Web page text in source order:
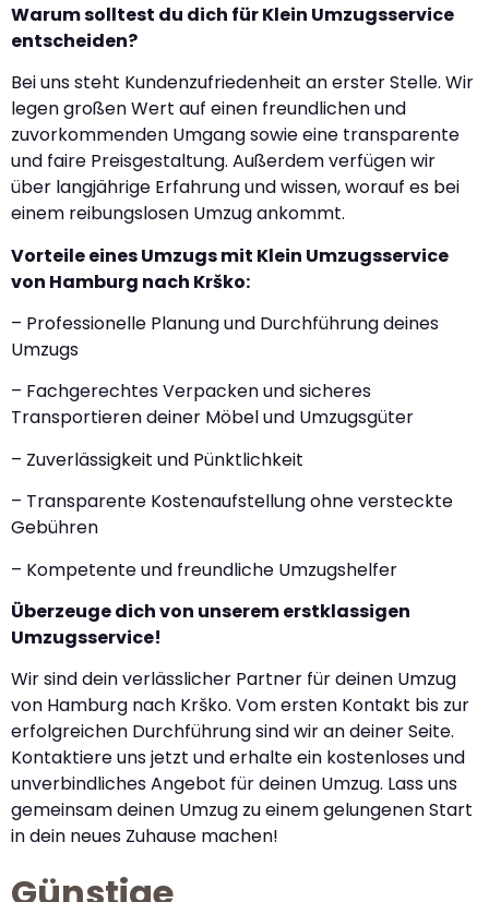
Warum solltest du dich für Klein Umzugsservice
entscheiden?
Bei uns steht Kundenzufriedenheit an erster Stelle. Wir
legen großen Wert auf einen freundlichen und
zuvorkommenden Umgang sowie eine transparente
und faire Preisgestaltung. Außerdem verfügen wir
über langjährige Erfahrung und wissen, worauf es bei
einem reibungslosen Umzug ankommt.
Vorteile eines Umzugs mit Klein Umzugsservice
von Hamburg nach Krško:
– Professionelle Planung und Durchführung deines
Umzugs
– Fachgerechtes Verpacken und sicheres
Transportieren deiner Möbel und Umzugsgüter
– Zuverlässigkeit und Pünktlichkeit
– Transparente Kostenaufstellung ohne versteckte
Gebühren
– Kompetente und freundliche Umzugshelfer
Überzeuge dich von unserem erstklassigen
Umzugsservice!
Wir sind dein verlässlicher Partner für deinen Umzug
von Hamburg nach Krško. Vom ersten Kontakt bis zur
erfolgreichen Durchführung sind wir an deiner Seite.
Kontaktiere uns jetzt und erhalte ein kostenloses und
unverbindliches Angebot für deinen Umzug. Lass uns
gemeinsam deinen Umzug zu einem gelungenen Start
in dein neues Zuhause machen!